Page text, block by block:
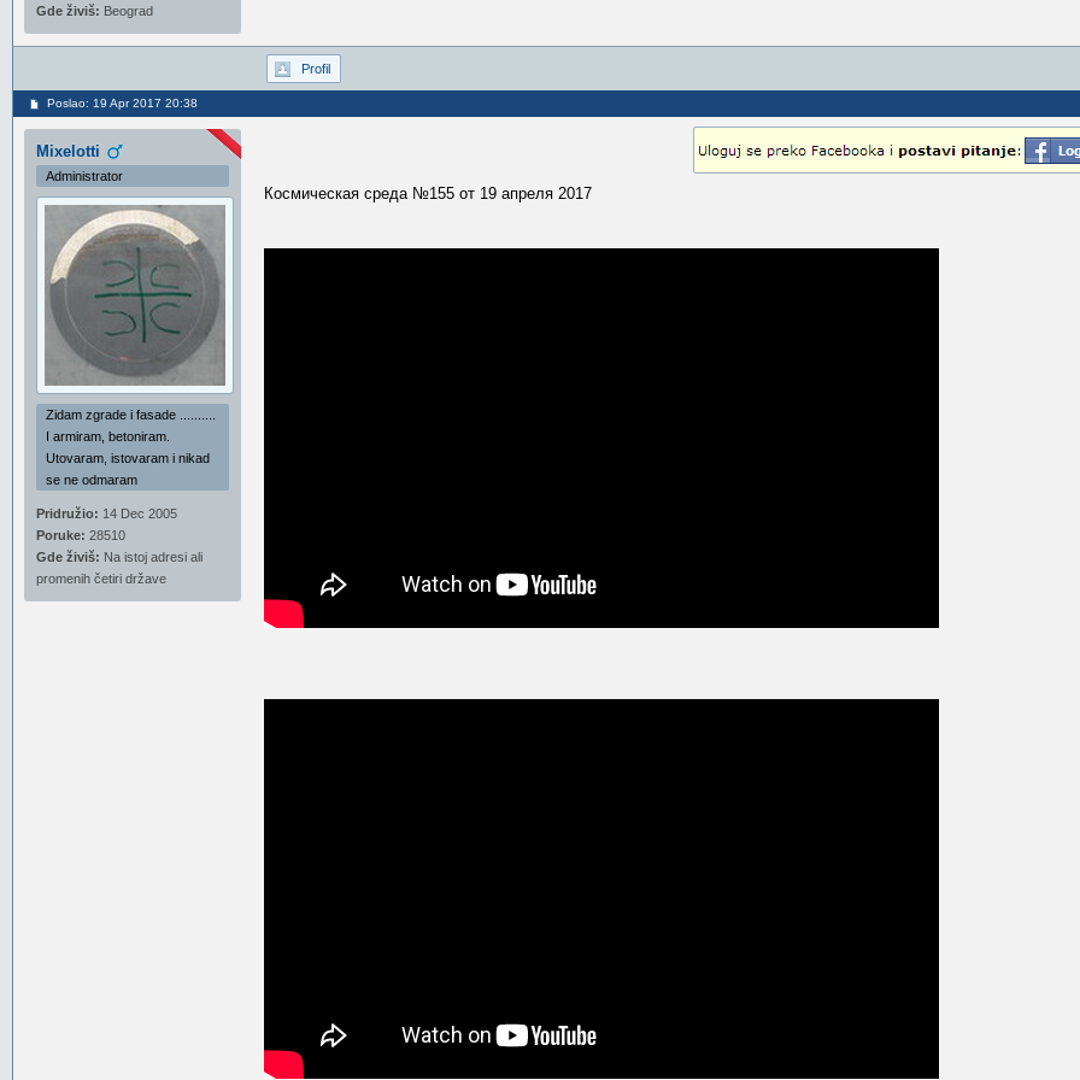
Gde živiš: Beograd
Profil
Poslao: 19 Apr 2017 20:38
Mixelotti
Administrator
Zidam zgrade i fasade ..........
I armiram, betoniram.
Utovaram, istovaram i nikad
se ne odmaram
Pridružio: 14 Dec 2005
Poruke: 28510
Gde živiš: Na istoj adresi ali
promenih četiri države
Космическая среда №155 от 19 апреля 2017